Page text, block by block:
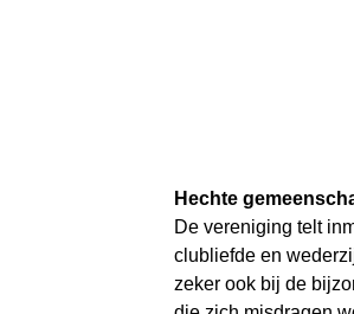
Hechte
De vereniging telt
clubliefde en
zeker ook bij de